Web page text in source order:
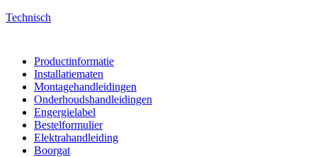
Technisch
Productinformatie
Installatiematen
Montagehandleidingen
Onderhoudshandleidingen
Engergielabel
Bestelformulier
Elektrahandleiding
Boorgat